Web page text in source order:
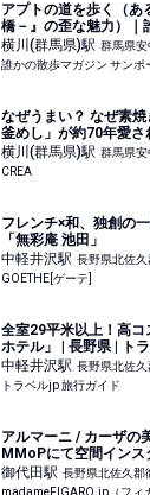
アプトの道を歩く（
橋－』の歪な魅力）｜
横川(群馬県)駅 群馬県安
誰かの散歩マガジン サンポ
なぜうまい？ なぜ素
釜めし」が約70年愛さ
ニメコラボも！】
横川(群馬県)駅 群馬県安
CREA
フレンチ×和、独創の
「無彩庵 池田」
中軽井沢駅 長野県北佐
GOETHE[ゲーテ]
全室29平米以上！高
ホテル」 | 長野県 | ト
中軽井沢駅 長野県北佐
トラベルjp 旅行ガイド
アルマーニ / カーザの
MMoPにて空間インス
madameFIGARO.jp（
御代田駅 長野県北佐久郡